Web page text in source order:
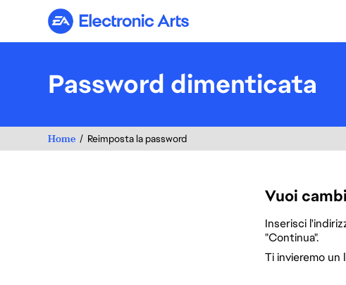
Electronic Arts
Password dimenticata
Home Reimposta la password
Vuoi
Inserisci
"Continua".
Ti invieremo un